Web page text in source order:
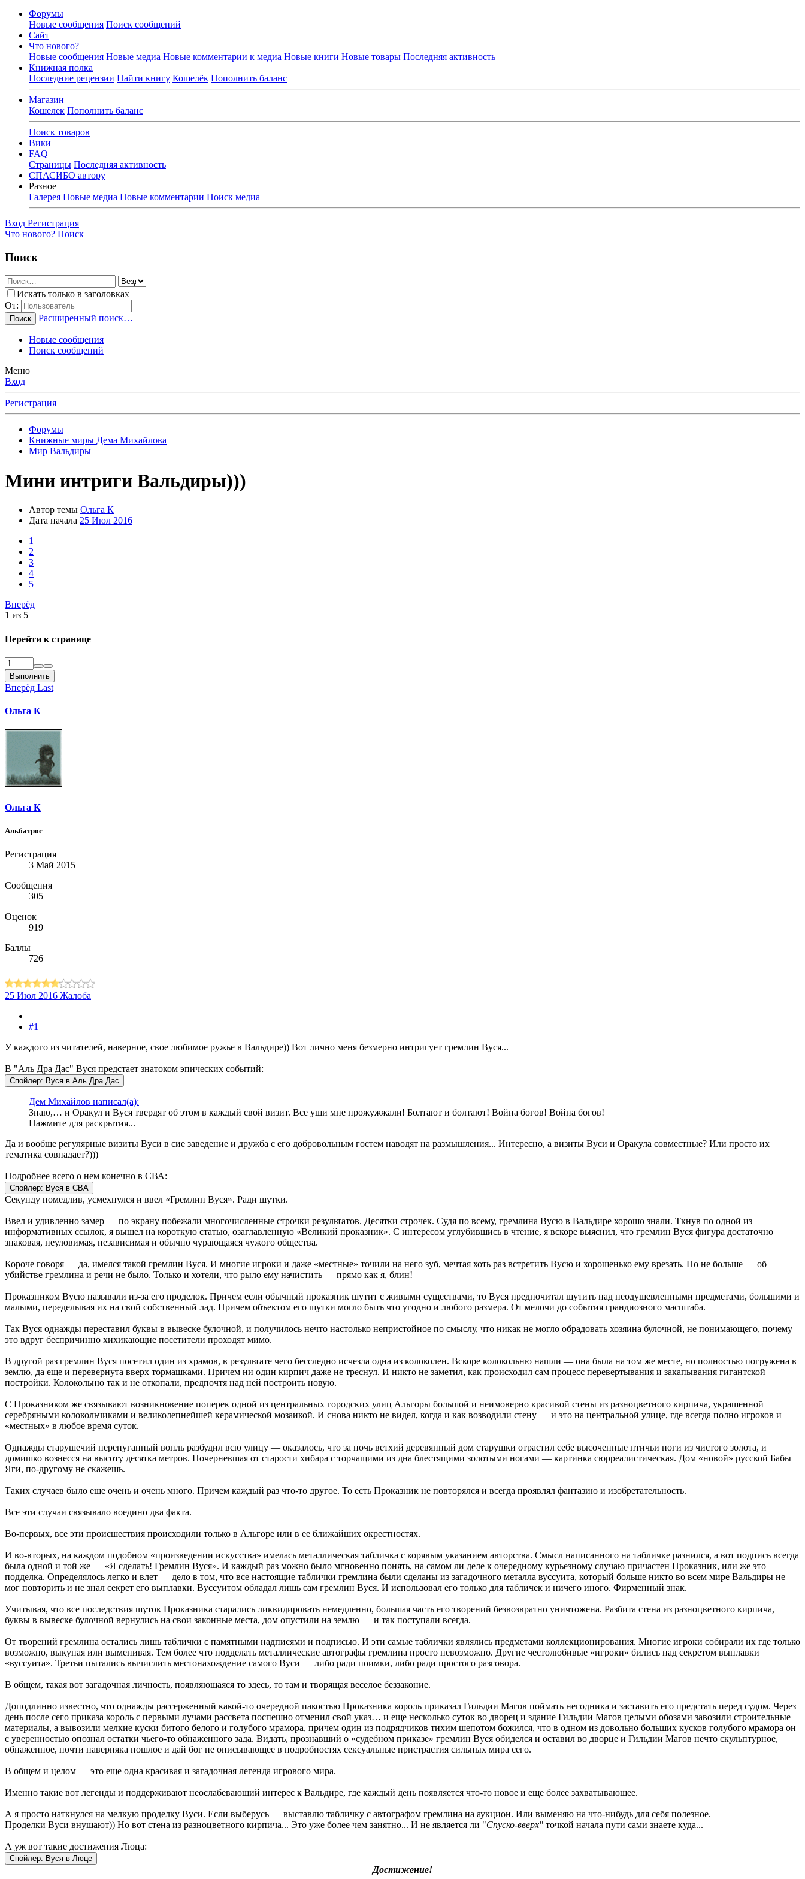
Форумы
Новые сообщения Поиск сообщений
Сайт
Что нового?
Новые сообщения Новые медиа Новые комментарии к медиа Новые книги Новые товары Последняя активность
Книжная полка
Последние рецензии Найти книгу Кошелёк Пополнить баланс
Магазин
Кошелек Пополнить баланс
Поиск товаров
Вики
FAQ
Страницы Последняя активность
СПАСИБО автору
Разное
Галерея Новые медиа Новые комментарии Поиск медиа
Вход Регистрация
Что нового? Поиск
Поиск
Искать только в заголовках
От:
Поиск Расширенный поиск…
Новые сообщения
Поиск сообщений
Меню
Вход
Регистрация
Форумы
Книжные миры Дема Михайлова
Мир Вальдиры
Мини интриги Вальдиры)))
Автор темы Ольга К
Дата начала 25 Июл 2016
1
2
3
4
5
Вперёд
1 из 5
Перейти к странице
Выполнить
Вперёд Last
Ольга К
Ольга К
Альбатрос
Регистрация
3 Май 2015
Сообщения
305
Оценок
919
Баллы
726
25 Июл 2016 Жалоба
#1
У каждого из читателей, наверное, свое любимое ружье в Вальдире)) Вот лично меня безмерно интригует гремлин Вуся...
В "Аль Дра Дас" Вуся предстает знатоком эпических событий:
Спойлер: Вуся в Аль Дра Дас
Дем Михайлов написал(а):
Знаю,… и Оракул и Вуся твердят об этом в каждый свой визит. Все уши мне прожужжали! Болтают и болтают! Война богов! Война богов!
Нажмите для раскрытия...
Да и вообще регулярные визиты Вуси в сие заведение и дружба с его добровольным гостем наводят на размышления... Интересно, а визиты Вуси и Оракула совместные? Или просто их
тематика совпадает?)))
Подробнее всего о нем конечно в СВА:
Спойлер: Вуся в СВА
Секунду помедлив, усмехнулся и ввел «Гремлин Вуся». Ради шутки.
Ввел и удивленно замер — по экрану побежали многочисленные строчки результатов. Десятки строчек. Судя по всему, гремлина Вусю в Вальдире хорошо знали. Ткнув по одной из
информативных ссылок, я вышел на короткую статью, озаглавленную «Великий проказник». С интересом углубившись в чтение, я вскоре выяснил, что гремлин Вуся фигура достаточно
знаковая, неуловимая, независимая и обычно чурающаяся чужого общества.
Короче говоря — да, имелся такой гремлин Вуся. И многие игроки и даже «местные» точили на него зуб, мечтая хоть раз встретить Вусю и хорошенько ему врезать. Но не больше — об
убийстве гремлина и речи не было. Только и хотели, что рыло ему начистить — прямо как я, блин!
Проказником Вусю называли из-за его проделок. Причем если обычный проказник шутит с живыми существами, то Вуся предпочитал шутить над неодушевленными предметами, большими и
малыми, переделывая их на свой собственный лад. Причем объектом его шутки могло быть что угодно и любого размера. От мелочи до события грандиозного масштаба.
Так Вуся однажды переставил буквы в вывеске булочной, и получилось нечто настолько непристойное по смыслу, что никак не могло обрадовать хозяина булочной, не понимающего, почему
это вдруг беспричинно хихикающие посетители проходят мимо.
В другой раз гремлин Вуся посетил один из храмов, в результате чего бесследно исчезла одна из колоколен. Вскоре колокольню нашли — она была на том же месте, но полностью погружена в
землю, да еще и перевернута вверх тормашками. Причем ни один кирпич даже не треснул. И никто не заметил, как происходил сам процесс перевертывания и закапывания гигантской
постройки. Колокольню так и не откопали, предпочтя над ней построить новую.
С Проказником же связывают возникновение поперек одной из центральных городских улиц Альгоры большой и неимоверно красивой стены из разноцветного кирпича, украшенной
серебряными колокольчиками и великолепнейшей керамической мозаикой. И снова никто не видел, когда и как возводили стену — и это на центральной улице, где всегда полно игроков и
«местных» в любое время суток.
Однажды старушечий перепуганный вопль разбудил всю улицу — оказалось, что за ночь ветхий деревянный дом старушки отрастил себе высоченные птичьи ноги из чистого золота, и
домишко вознесся на высоту десятка метров. Почерневшая от старости хибара с торчащими из дна блестящими золотыми ногами — картинка сюрреалистическая. Дом «новой» русской Бабы
Яги, по-другому не скажешь.
Таких случаев было еще очень и очень много. Причем каждый раз что-то другое. То есть Проказник не повторялся и всегда проявлял фантазию и изобретательность.
Все эти случаи связывало воедино два факта.
Во-первых, все эти происшествия происходили только в Альгоре или в ее ближайших окрестностях.
И во-вторых, на каждом подобном «произведении искусства» имелась металлическая табличка с корявым указанием авторства. Смысл написанного на табличке разнился, а вот подпись всегда
была одной и той же — «Я сделать! Гремлин Вуся». И каждый раз можно было мгновенно понять, на самом ли деле к очередному курьезному случаю причастен Проказник, или же это
подделка. Определялось легко и влет — дело в том, что все настоящие таблички гремлина были сделаны из загадочного металла вуссуита, который больше никто во всем мире Вальдиры не
мог повторить и не знал секрет его выплавки. Вуссуитом обладал лишь сам гремлин Вуся. И использовал его только для табличек и ничего иного. Фирменный знак.
Учитывая, что все последствия шуток Проказника старались ликвидировать немедленно, большая часть его творений безвозвратно уничтожена. Разбита стена из разноцветного кирпича,
буквы в вывеске булочной вернулись на свои законные места, дом опустили на землю — и так поступали всегда.
От творений гремлина остались лишь таблички с памятными надписями и подписью. И эти самые таблички являлись предметами коллекционирования. Многие игроки собирали их где только
возможно, выкупая или выменивая. Тем более что подделать металлические автографы гремлина просто невозможно. Другие честолюбивые «игроки» бились над секретом выплавки
«вуссуита». Третьи пытались вычислить местонахождение самого Вуси — либо ради поимки, либо ради простого разговора.
В общем, такая вот загадочная личность, появляющаяся то здесь, то там и творящая веселое беззаконие.
Доподлинно известно, что однажды рассерженный какой-то очередной пакостью Проказника король приказал Гильдии Магов поймать негодника и заставить его предстать перед судом. Через
день после сего приказа король с первыми лучами рассвета поспешно отменил свой указ… и еще несколько суток во дворец и здание Гильдии Магов целыми обозами завозили строительные
материалы, а вывозили мелкие куски битого белого и голубого мрамора, причем один из подрядчиков тихим шепотом божился, что в одном из довольно больших кусков голубого мрамора он
с уверенностью опознал остатки чьего-то обнаженного зада. Видать, прознавший о «судебном приказе» гремлин Вуся обиделся и оставил во дворце и Гильдии Магов нечто скульптурное,
обнаженное, почти наверняка пошлое и дай бог не описывающее в подробностях сексуальные пристрастия сильных мира сего.
В общем и целом — это еще одна красивая и загадочная легенда игрового мира.
Именно такие вот легенды и поддерживают неослабевающий интерес к Вальдире, где каждый день появляется что-то новое и еще более захватывающее.
А я просто наткнулся на мелкую проделку Вуси. Если выберусь — выставлю табличку с автографом гремлина на аукцион. Или выменяю на что-нибудь для себя полезное.
Проделки Вуси внушают)) Но вот стена из разноцветного кирпича... Это уже более чем занятно... И не является ли "Спуско-вверх" точкой начала пути сами знаете куда...
А уж вот такие достижения Люца:
Спойлер: Вуся в Люце
Достижение!